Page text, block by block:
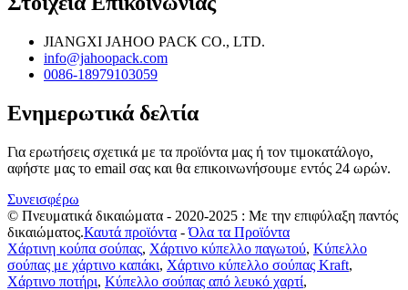
JIANGXI JAHOO PACK CO., LTD.
info@jahoopack.com
0086-18979103059
Ενημερωτικά δελτία
Για ερωτήσεις σχετικά με τα προϊόντα μας ή τον τιμοκατάλογο,
αφήστε μας το email σας και θα επικοινωνήσουμε εντός 24 ωρών.
Συνεισφέρω
© Πνευματικά δικαιώματα - 2020-2025 : Με την επιφύλαξη παντός
δικαιώματος.Καυτά προϊόντα -Όλα τα Προϊόντα
Χάρτινη κούπα σούπας, Χάρτινο κύπελλο παγωτού, Κύπελλο
σούπας με χάρτινο καπάκι, Χάρτινο κύπελλο σούπας Kraft,
Χάρτινο ποτήρι, Κύπελλο σούπας από λευκό χαρτί,